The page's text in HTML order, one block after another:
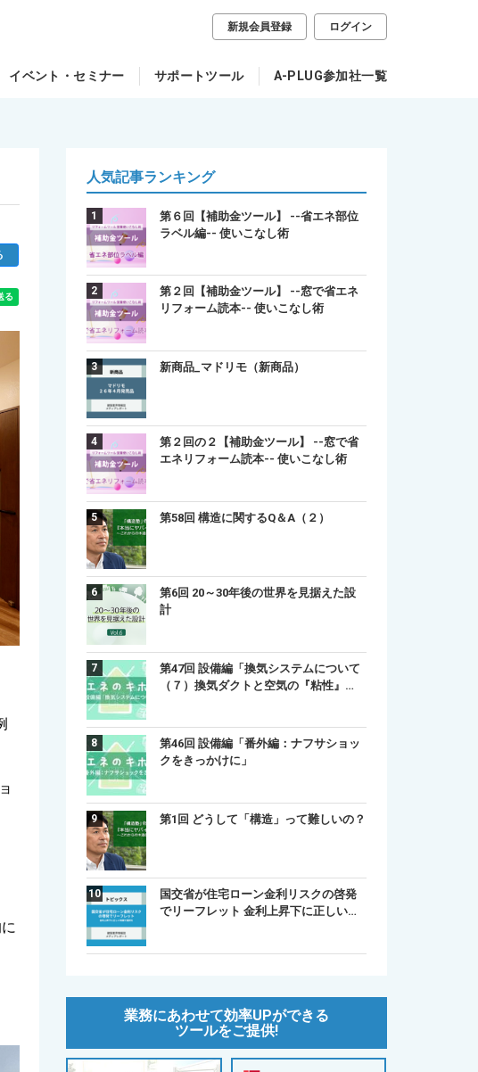
新規会員登録 ログイン
イベント・セミナー サポートツール A-PLUG参加社一覧
人気記事ランキング
第６回【補助金ツール】 --省エネ部位
ラベル編-- 使いこなし術
第２回【補助金ツール】 --窓で省エネ
リフォーム読本-- 使いこなし術
新商品_マドリモ（新商品）
第２回の２【補助金ツール】 --窓で省
エネリフォーム読本-- 使いこなし術
第58回 構造に関するQ＆A（２）
第6回 20～30年後の世界を見据えた設
計
第47回 設備編「換気システムについて
（７）換気ダクトと空気の『粘性』…
第46回 設備編「番外編：ナフサショッ
クをきっかけに」
第1回 どうして「構造」って難しいの？
国交省が住宅ローン金利リスクの啓発
でリーフレット 金利上昇下に正しい…
業務にあわせて効率UPができる
ツールをご提供!